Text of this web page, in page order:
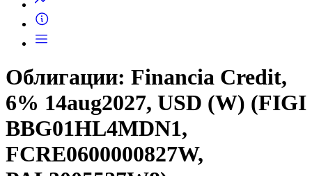
Облигации: Financia Credit,
6% 14aug2027, USD (W) (FIGI
BBG01HL4MDN1,
FCRE0600000827W,